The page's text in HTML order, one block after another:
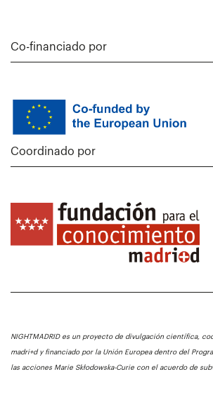
Co-financiado por
Coordinado por
NIGHTMADRID es un proyecto de divulgación científica,
madri+d y financiado por la Unión Europea dentro del
las acciones Marie Skłodowska-Curie con el acuerdo de